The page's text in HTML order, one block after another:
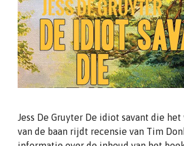
Jess De Gruyter De idiot savant die
van de baan rijdt recensie van Tim